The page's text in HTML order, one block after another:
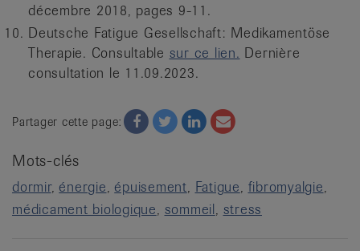
décembre 2018, pages 9-11.
Deutsche Fatigue Gesellschaft: Medikamentöse
Therapie. Consultable sur ce lien. Dernière
consultation le 11.09.2023.
Partager cette page: Facebook
TwitterTwitterEmail
Mots-clés
dormir énergie épuisement Fatigue fibromyalgie
médicament biologique sommeil stress